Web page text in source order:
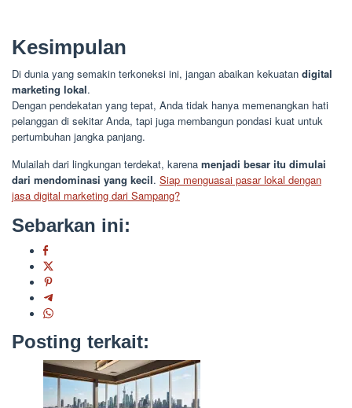
Kesimpulan
Di dunia yang semakin terkoneksi ini, jangan abaikan kekuatan digital
marketing lokal.
Dengan pendekatan yang tepat, Anda tidak hanya memenangkan hati
pelanggan di sekitar Anda, tapi juga membangun pondasi kuat untuk
pertumbuhan jangka panjang.
Mulailah dari lingkungan terdekat, karena menjadi besar itu dimulai
dari mendominasi yang kecil. Siap menguasai pasar lokal dengan
jasa digital marketing dari Sampang?
Sebarkan ini:
Posting terkait: